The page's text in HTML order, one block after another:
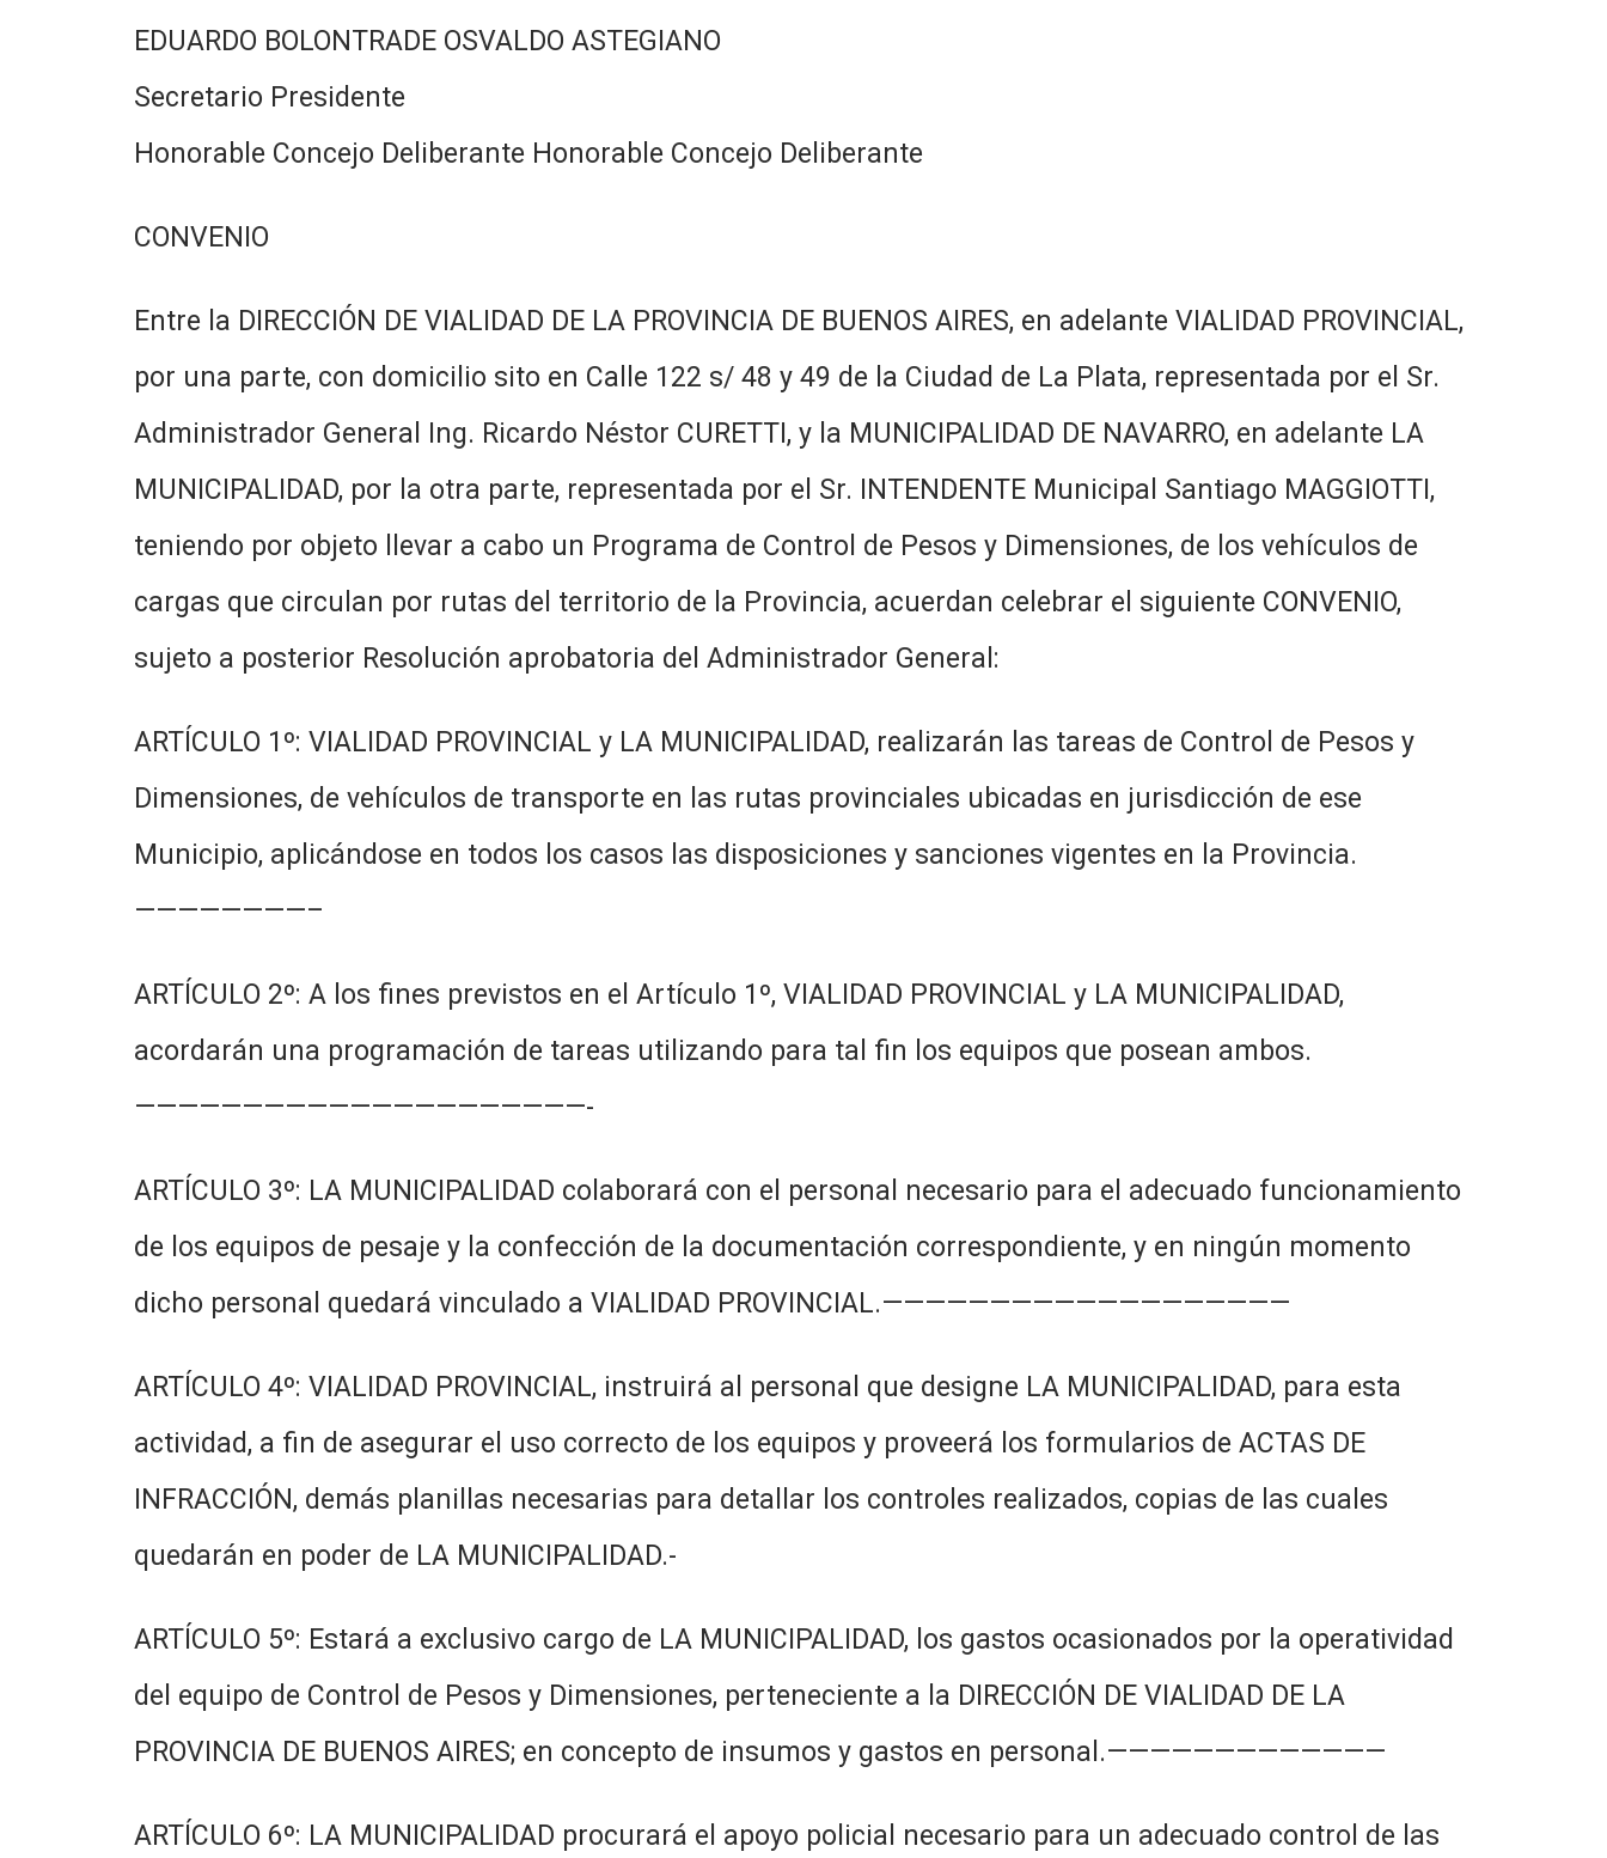
EDUARDO BOLONTRADE OSVALDO ASTEGIANO
Secretario Presidente
Honorable Concejo Deliberante Honorable Concejo Deliberante
CONVENIO
Entre la DIRECCIÓN DE VIALIDAD DE LA PROVINCIA DE BUENOS AIRES, en adelante VIALIDAD PROVINCIAL,
por una parte, con domicilio sito en Calle 122 s/ 48 y 49 de la Ciudad de La Plata, representada por el Sr.
Administrador General Ing. Ricardo Néstor CURETTI, y la MUNICIPALIDAD DE NAVARRO, en adelante LA
MUNICIPALIDAD, por la otra parte, representada por el Sr. INTENDENTE Municipal Santiago MAGGIOTTI,
teniendo por objeto llevar a cabo un Programa de Control de Pesos y Dimensiones, de los vehículos de
cargas que circulan por rutas del territorio de la Provincia, acuerdan celebrar el siguiente CONVENIO,
sujeto a posterior Resolución aprobatoria del Administrador General:
ARTÍCULO 1º: VIALIDAD PROVINCIAL y LA MUNICIPALIDAD, realizarán las tareas de Control de Pesos y
Dimensiones, de vehículos de transporte en las rutas provinciales ubicadas en jurisdicción de ese
Municipio, aplicándose en todos los casos las disposiciones y sanciones vigentes en la Provincia.
————————–
ARTÍCULO 2º: A los fines previstos en el Artículo 1º, VIALIDAD PROVINCIAL y LA MUNICIPALIDAD,
acordarán una programación de tareas utilizando para tal fin los equipos que posean ambos.
—————————————————————-
ARTÍCULO 3º: LA MUNICIPALIDAD colaborará con el personal necesario para el adecuado funcionamiento
de los equipos de pesaje y la confección de la documentación correspondiente, y en ningún momento
dicho personal quedará vinculado a VIALIDAD PROVINCIAL.———————————————————
ARTÍCULO 4º: VIALIDAD PROVINCIAL, instruirá al personal que designe LA MUNICIPALIDAD, para esta
actividad, a fin de asegurar el uso correcto de los equipos y proveerá los formularios de ACTAS DE
INFRACCIÓN, demás planillas necesarias para detallar los controles realizados, copias de las cuales
quedarán en poder de LA MUNICIPALIDAD.-
ARTÍCULO 5º: Estará a exclusivo cargo de LA MUNICIPALIDAD, los gastos ocasionados por la operatividad
del equipo de Control de Pesos y Dimensiones, perteneciente a la DIRECCIÓN DE VIALIDAD DE LA
PROVINCIA DE BUENOS AIRES; en concepto de insumos y gastos en personal.—————————————
ARTÍCULO 6º: LA MUNICIPALIDAD procurará el apoyo policial necesario para un adecuado control de las